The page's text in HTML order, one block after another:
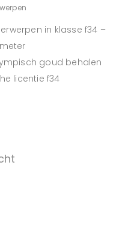
in klasse f34 –
meter
goud behalen
licentie f34